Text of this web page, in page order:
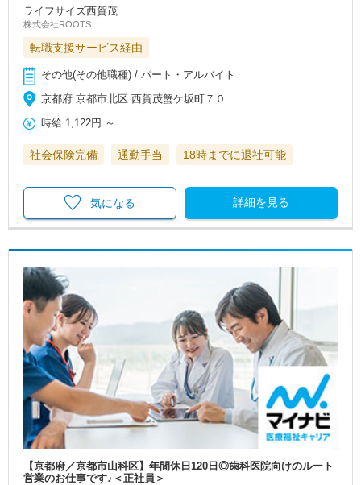
ライフサイズ西賀茂
株式会社ROOTS
転職支援サービス経由
その他(その他職種) / パート・アルバイト
京都府 京都市北区 西賀茂蟹ケ坂町７０
時給 1,122円 ～
社会保険完備 通勤手当 18時までに退社可能
詳細を見る
気になる
【京都府／京都市山科区】年間休日120日◎歯科医院向けのルート
営業のお仕事です♪＜正社員＞